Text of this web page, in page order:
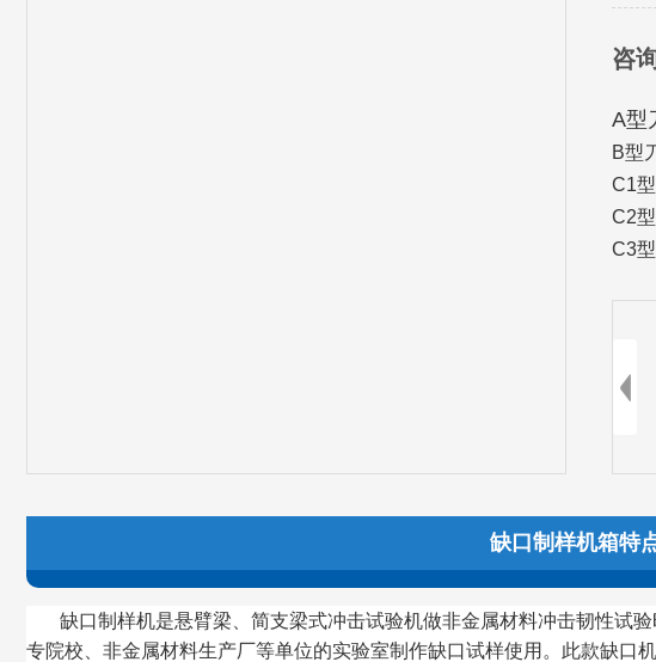
咨
A型
B型
C1
C2
C3
缺口制样机箱特
缺口制样机是悬臂梁、简支梁式冲击试验机做非金属材料冲击韧性试
专院校、非金属材料生产厂等单位的实验室制作缺口试样使用。此款缺口